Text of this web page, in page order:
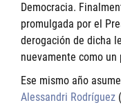
Democracia.
promulgada por el
derogación de dicha
nuevamente como
Ese mismo año
Alessandri Rodríguez